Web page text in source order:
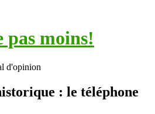
pas moins!
d'opinion
: le téléphone